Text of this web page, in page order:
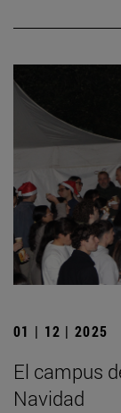
01 | 12 | 2025
El campus
Navidad